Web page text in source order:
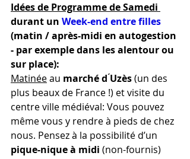
Idées de Programme de Samedi
durant un Week-end entre filles
(matin / après-midi en autogestion
- par exemple dans les alentour ou
sur place):
Matinée au marché d ́Uzès (un des
plus beaux de France !) et visite du
centre ville médiéval: Vous pouvez
même vous y rendre à pieds de chez
nous. Pensez à la possibilité d’un
pique-nique à midi (non-fournis)